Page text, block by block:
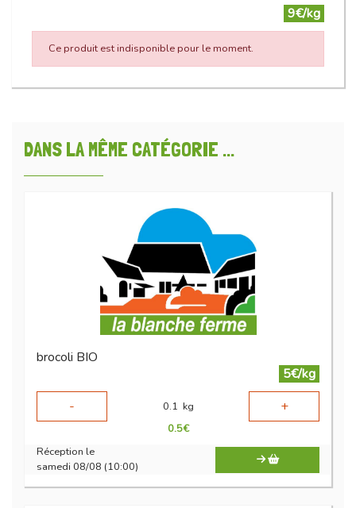
9€/kg
Ce produit est indisponible pour le moment.
DANS LA MÊME CATÉGORIE ...
brocoli BIO
5€/kg
-
0.1 kg +
0.5€
Réception le
samedi 08/08 (10:00)